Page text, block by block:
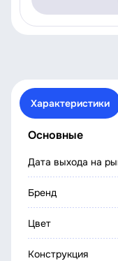
Характеристики
Основные
Дата выхода на
Бренд
Цвет
Конструкция